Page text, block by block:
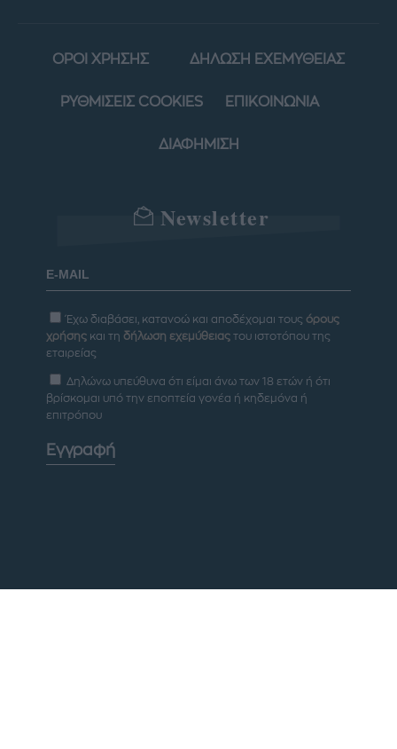
ΟΡΟΙ ΧΡΗΣΗΣ ΔΗΛΩΣΗ ΕΧΕΜΥΘΕΙΑΣ
ΡΥΘΜΙΣΕΙΣ COOKIES ΕΠΙΚΟΙΝΩΝΙΑ
ΔΙΑΦΗΜΙΣΗ
Newsletter
Έχω διαβάσει, κατανοώ και αποδέχομαι τους όρους
χρήσης και τη δήλωση εχεμύθειας του ιστοτόπου της
εταιρείας
Δηλώνω υπεύθυνα ότι είμαι άνω των 18 ετών ή ότι
βρίσκομαι υπό την εποπτεία γονέα ή κηδεμόνα ή
επιτρόπου
Εγγραφή